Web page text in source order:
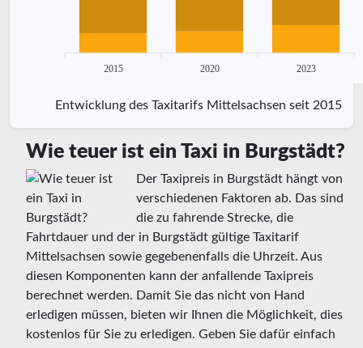
2015 2020 2023
Entwicklung des Taxitarifs Mittelsachsen seit 2015
Wie teuer ist ein Taxi in Burgstädt?
Der Taxipreis in Burgstädt hängt von
verschiedenen Faktoren ab. Das sind
die zu fahrende Strecke, die
Fahrtdauer und der in Burgstädt gültige Taxitarif
Mittelsachsen sowie gegebenenfalls die Uhrzeit. Aus
diesen Komponenten kann der anfallende Taxipreis
berechnet werden. Damit Sie das nicht von Hand
erledigen müssen, bieten wir Ihnen die Möglichkeit, dies
kostenlos für Sie zu erledigen. Geben Sie dafür einfach